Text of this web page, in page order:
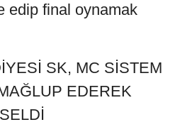
edip final oynamak
SK, MC SİSTEM
EDEREK